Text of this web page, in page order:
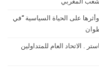
على الحياة السياسية “في
. الاتحاد العام للمتداولين